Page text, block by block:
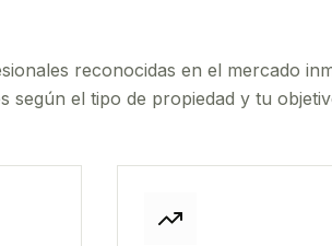
reconocidas en el mercado
según el tipo de propiedad y tu